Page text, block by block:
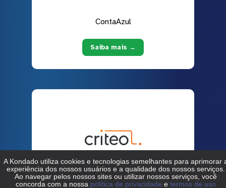
ContaAzul
Saiba mais →
Criteo